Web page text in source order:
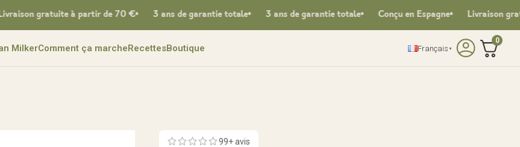
à partir de 70 € 3 ans de garantie totale 3 ans de garantie totale Conçu en Espagne Livraison gratuite à
MilkerComment ça marcheRecettesBoutique Français ▼
0
99+ avis